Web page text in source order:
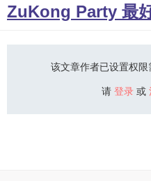
ZuKong Party 最
该文章作者已设置权限
请 登录 或